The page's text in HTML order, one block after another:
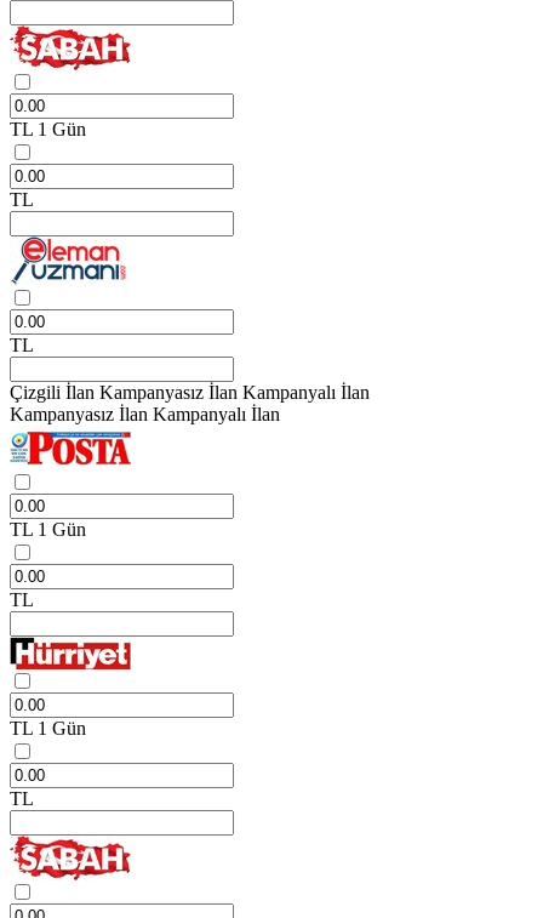
TL 1 Gün
TL
TL
Çizgili İlan Kampanyasız İlan Kampanyalı İlan
Kampanyasız İlan Kampanyalı İlan
TL 1 Gün
TL
TL 1 Gün
TL